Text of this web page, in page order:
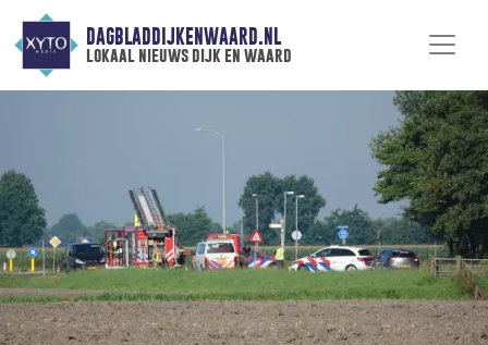
DAGBLADDIJKENWAARD.NL
lokaal nieuws dijk en waard